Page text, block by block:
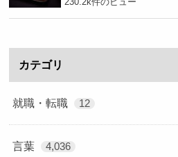
カテゴリ
就職・転職 12
言葉 4,036